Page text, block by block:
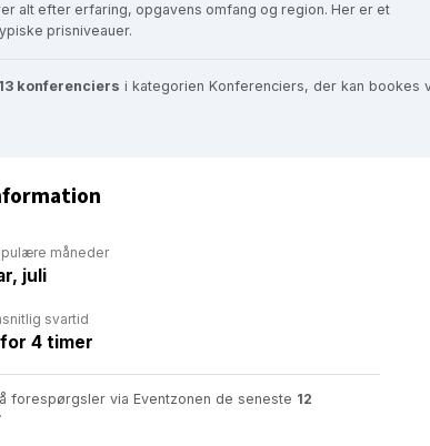
alt efter erfaring, opgavens omfang og region. Her er et
prisniveauer.
13 konferenciers i kategorien Konferenciers, der kan bookes
måneder
juli
svartid
for 4 timer
forespørgsler via Eventzonen de seneste 12
.